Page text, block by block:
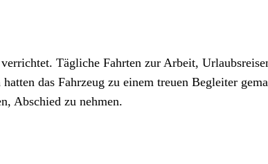
Tägliche Fahrten zur Arbeit,
das Fahrzeug zu einem treuen Begleiter
Abschied zu nehmen.